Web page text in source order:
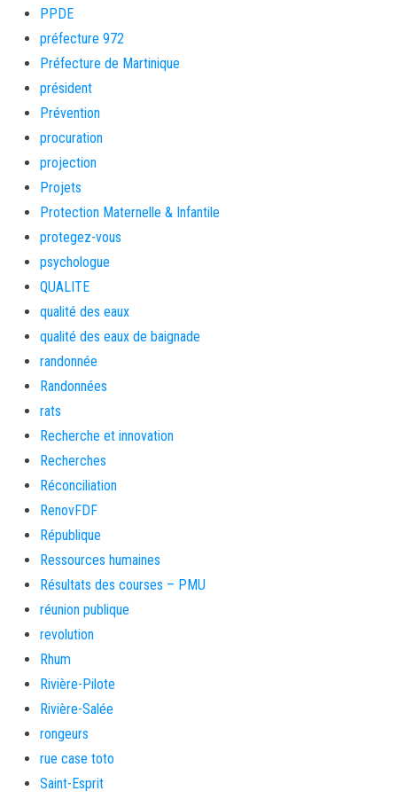
PPDE
préfecture 972
Préfecture de Martinique
président
Prévention
procuration
projection
Projets
Protection Maternelle & Infantile
protegez-vous
psychologue
QUALITE
qualité des eaux
qualité des eaux de baignade
randonnée
Randonnées
rats
Recherche et innovation
Recherches
Réconciliation
RenovFDF
République
Ressources humaines
Résultats des courses – PMU
réunion publique
revolution
Rhum
Rivière-Pilote
Rivière-Salée
rongeurs
rue case toto
Saint-Esprit